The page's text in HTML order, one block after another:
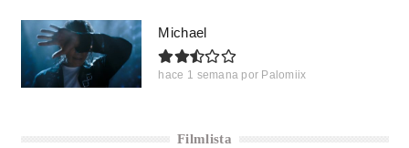
Michael
hace 1 semana por Palomiix
Filmlista